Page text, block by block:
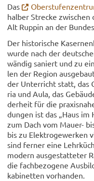
Das
hal­ber Stre­cke
Alt Rup­pin an der
Der his­to­ri­sche
wur­de nach der
wän­dig sa­niert und zu
len der Re­gi­on
der Un­ter­richt statt, das
ria und Aula, das
der­heit für die
dun­gen ist das „Haus im
zum Dach vom Mauer-​
bis zu Elek­tro­ge­wer­ken
sind fer­ner eine
mo­dern aus­ge­stat­te­ter
die fach­be­zo­ge­ne
ka­bi­net­ten vor­han­den.